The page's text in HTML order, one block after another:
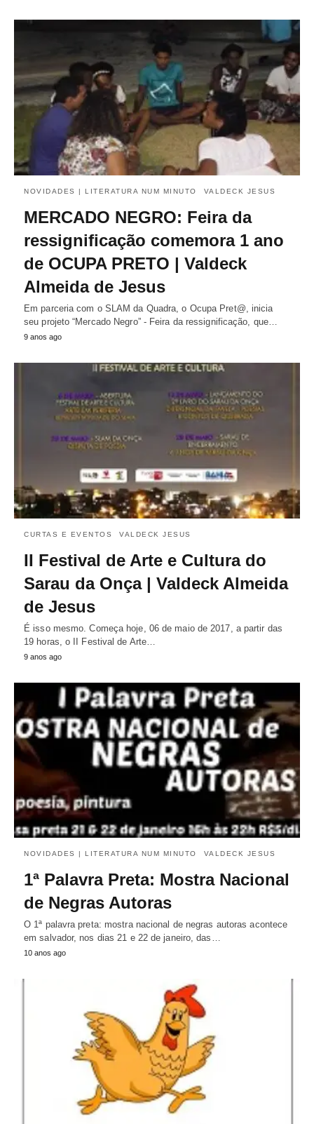
NOVIDADES | LITERATURA NUM MINUTO VALDECK JESUS
MERCADO NEGRO: Feira da
ressignificação comemora 1 ano
de OCUPA PRETO | Valdeck
Almeida de Jesus
Em parceria com o SLAM da Quadra, o Ocupa Pret@, inicia
seu projeto “Mercado Negro” - Feira da ressignificação, que…
9 anos ago
CURTAS E EVENTOS VALDECK JESUS
II Festival de Arte e Cultura do
Sarau da Onça | Valdeck Almeida
de Jesus
É isso mesmo. Começa hoje, 06 de maio de 2017, a partir das
19 horas, o II Festival de Arte…
9 anos ago
NOVIDADES | LITERATURA NUM MINUTO VALDECK JESUS
1ª Palavra Preta: Mostra Nacional
de Negras Autoras
O 1ª palavra preta: mostra nacional de negras autoras acontece
em salvador, nos dias 21 e 22 de janeiro, das…
10 anos ago